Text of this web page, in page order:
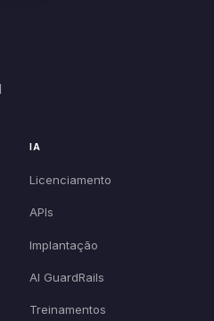
IA
Licenciamento
APIs
Implantação
AI GuardRails
Treinamentos